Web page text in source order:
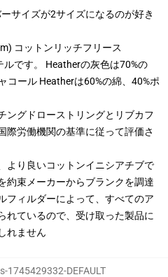
サイズが2サイズになるのが好き
コットンリッチフリース
です。 Heatherの灰色は70%の
コール Heatherは60%の綿、40%ポ
ングドローストリングとリブカフ
際労働機関の基準に従って評価さ
より良いコットンイニシアチブで
約束メーカーからブランクを調達
フィルダーによって、すべてのア
れているので、受け取った製品に
れません
1745429332-DEFAULT